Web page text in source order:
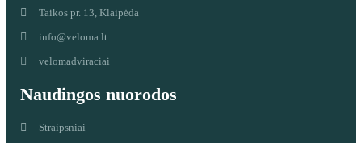
Taikos pr. 13, Klaipėda
info@veloma.lt
velomadviraciai
Naudingos nuorodos
Straipsniai